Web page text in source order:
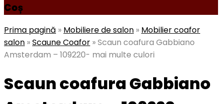
Coș
Prima pagină » Mobiliere de salon » Mobilier coafor
salon »Scaune Coafor »Scaun coafura Gabbiano
Amsterdam – 109220- mai multe culori
Scaun coafura Gabbiano